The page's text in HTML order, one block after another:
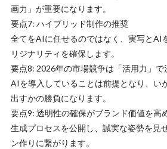
画力」が重要になります。
要点7: ハイブリッド制作の推奨
全てをAIに任せるのではなく、実写とAI
リジナリティを確保します。
要点8: 2026年の市場競争は「活用力」で
AIを導入していることは前提となり、い
出すかの勝負になります。
要点9: 透明性の確保がブランド価値を高
生成プロセスを公開し、誠実な姿勢を見
ン作りに繋がります。